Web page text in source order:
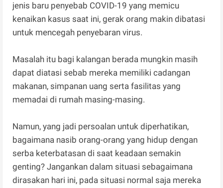
jenis baru penyebab COVID-19 yang memicu
kenaikan kasus saat ini, gerak orang makin dibatasi
untuk mencegah penyebaran virus.
Masalah itu bagi kalangan berada mungkin masih
dapat diatasi sebab mereka memiliki cadangan
makanan, simpanan uang serta fasilitas yang
memadai di rumah masing-masing.
Namun, yang jadi persoalan untuk diperhatikan,
bagaimana nasib orang-orang yang hidup dengan
serba keterbatasan di saat keadaan semakin
genting? Jangankan dalam situasi sebagaimana
dirasakan hari ini, pada situasi normal saja mereka